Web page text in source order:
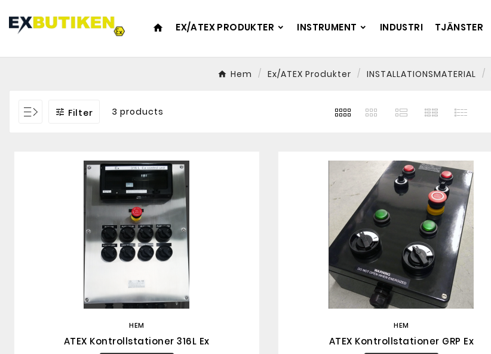
home EX/ATEX PRODUKTER INSTRUMENT INDUSTRI TJÄNSTER
Hem Ex/ATEX Produkter INSTALLATIONSMATERIAL
 Filter 3 products
HEM
ATEX Kontrollstationer 316L Ex
HEM
ATEX Kontrollstationer GRP Ex